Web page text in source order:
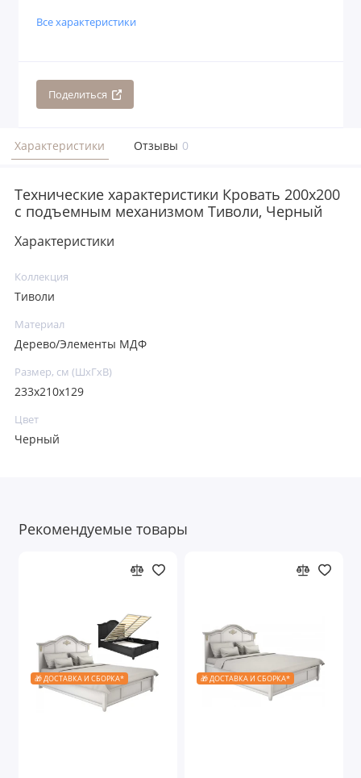
Все характеристики
Поделиться
Характеристики Отзывы 0
Технические характеристики Кровать 200x200
с подъемным механизмом Тиволи, Черный
Характеристики
Коллекция
Тиволи
Материал
Дерево/Элементы МДФ
Размер, см (ШхГхВ)
233x210x129
Цвет
Черный
Рекомендуемые товары
🎁 ДОСТАВКА И СБОРКА* 🎁 ДОСТАВКА И СБОРКА*